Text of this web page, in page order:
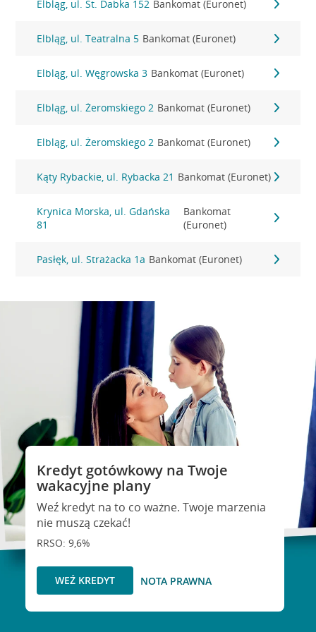
Elbląg, ul. St. Dabka 152 Bankomat (Euronet)
Elbląg, ul. Teatralna 5 Bankomat (Euronet)
Elbląg, ul. Węgrowska 3 Bankomat (Euronet)
Elbląg, ul. Żeromskiego 2 Bankomat (Euronet)
Elbląg, ul. Żeromskiego 2 Bankomat (Euronet)
Kąty Rybackie, ul. Rybacka 21 Bankomat (Euronet)
Krynica Morska, ul. Gdańska
81
Bankomat
(Euronet)
Pasłęk, ul. Strażacka 1a Bankomat (Euronet)
Kredyt gotówkowy na Twoje
wakacyjne plany
Weź kredyt na to co ważne. Twoje marzenia
nie muszą czekać!
RRSO: 9,6%
WEŹ KREDYT NOTA PRAWNA